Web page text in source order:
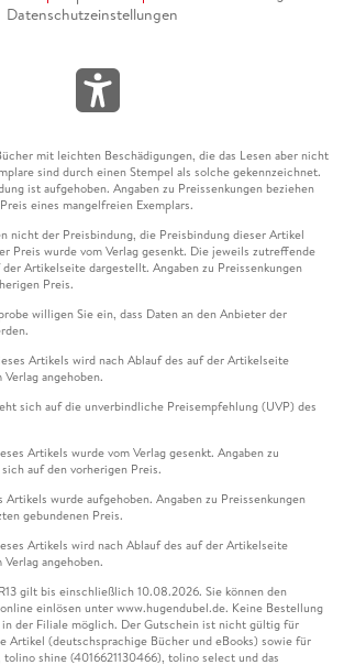
Datenschutzeinstellungen
mit leichten Beschädigungen, die das Lesen aber nicht
sind durch einen Stempel als solche gekennzeichnet.
ist aufgehoben. Angaben zu Preissenkungen beziehen
eines mangelfreien Exemplars.
nicht der Preisbindung, die Preisbindung dieser Artikel
Preis wurde vom Verlag gesenkt. Die jeweils zutreffende
Artikelseite dargestellt. Angaben zu Preissenkungen
Preis.
willigen Sie ein, dass Daten an den Anbieter der
Artikels wird nach Ablauf des auf der Artikelseite
angehoben.
sich auf die unverbindliche Preisempfehlung (UVP) des
Artikels wurde vom Verlag gesenkt. Angaben zu
auf den vorherigen Preis.
Artikels wurde aufgehoben. Angaben zu Preissenkungen
gebundenen Preis.
Artikels wird nach Ablauf des auf der Artikelseite
angehoben.
gilt bis einschließlich 10.08.2026. Sie können den
einlösen unter www.hugendubel.de. Keine Bestellung
der Filiale möglich. Der Gutschein ist nicht gültig für
Artikel (deutschsprachige Bücher und eBooks) sowie für
tolino shine (4016621130466), tolino select und das